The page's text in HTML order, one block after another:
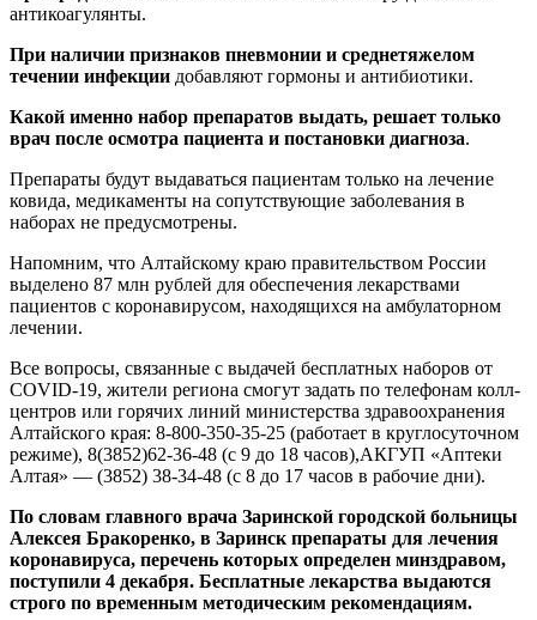
антикоагулянты.
При наличии признаков пневмонии и среднетяжелом
течении инфекции добавляют гормоны и антибиотики.
Какой именно набор препаратов выдать, решает только
врач после осмотра пациента и постановки диагноза.
Препараты будут выдаваться пациентам только на лечение
ковида, медикаменты на сопутствующие заболевания в
наборах не предусмотрены.
Напомним, что Алтайскому краю правительством России
выделено 87 млн рублей для обеспечения лекарствами
пациентов с коронавирусом, находящихся на амбулаторном
лечении.
Все вопросы, связанные с выдачей бесплатных наборов от
COVID-19, жители региона смогут задать по телефонам колл-
центров или горячих линий министерства здравоохранения
Алтайского края: 8-800-350-35-25 (работает в круглосуточном
режиме), 8(3852)62-36-48 (с 9 до 18 часов),АКГУП «Аптеки
Алтая» — (3852) 38-34-48 (с 8 до 17 часов в рабочие дни).
По словам главного врача Заринской городской больницы
Алексея Бракоренко, в Заринск препараты для лечения
коронавируса, перечень которых определен минздравом,
поступили 4 декабря. Бесплатные лекарства выдаются
строго по временным методическим рекомендациям.